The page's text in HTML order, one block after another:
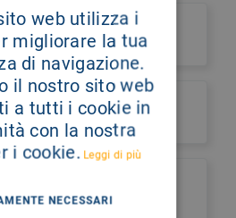
web utilizza i
migliorare la tua
di navigazione.
il nostro sito web
a tutti i cookie in
con la nostra
i cookie. Leggi di più
NECESSARI